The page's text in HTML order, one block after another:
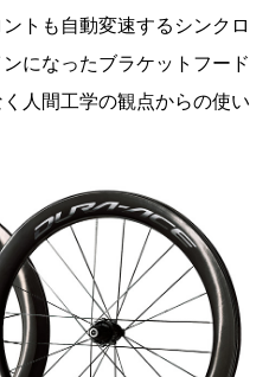
トも自動変速するシンクロ
になったブラケットフード
人間工学の観点からの使い